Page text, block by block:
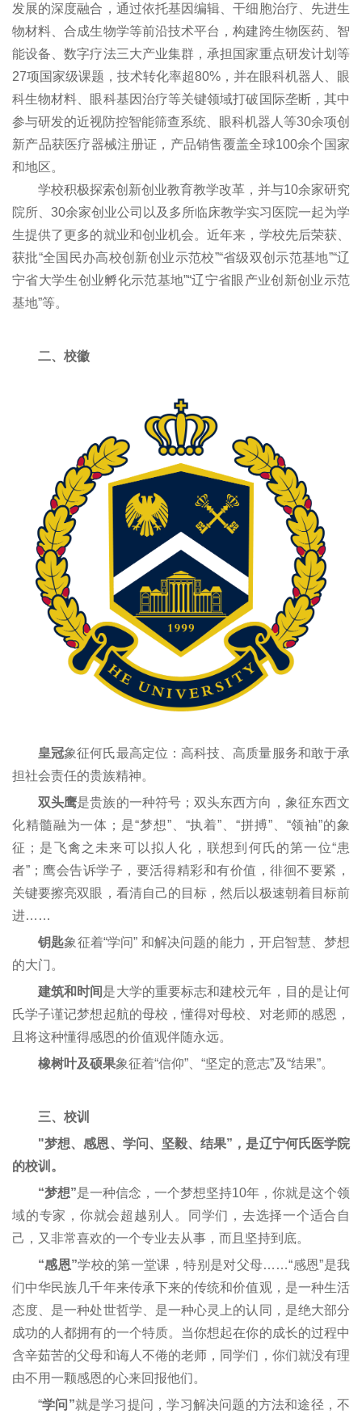
发展的深度融合，通过依托基因编辑、干细胞治疗、先进生
物材料、合成生物学等前沿技术平台，构建跨生物医药、智
能设备、数字疗法三大产业集群，承担国家重点研发计划等
27项国家级课题，技术转化率超80%，并在眼科机器人、眼
科生物材料、眼科基因治疗等关键领域打破国际垄断，其中
参与研发的近视防控智能筛查系统、眼科机器人等30余项创
新产品获医疗器械注册证，产品销售覆盖全球100余个国家
和地区。
学校积极探索创新创业教育教学改革，并与10余家研究
院所、30余家创业公司以及多所临床教学实习医院一起为学
生提供了更多的就业和创业机会。近年来，学校先后荣获、
获批“全国民办高校创新创业示范校”“省级双创示范基地”“辽
宁省大学生创业孵化示范基地”“辽宁省眼产业创新创业示范
基地”等。
二、校徽
皇冠象征何氏最高定位：高科技、高质量服务和敢于承
担社会责任的贵族精神。
双头鹰是贵族的一种符号；双头东西方向，象征东西文
化精髓融为一体；是“梦想”、“执着”、“拼搏”、“领袖”的象
征；是飞禽之未来可以拟人化，联想到何氏的第一位“患
者”；鹰会告诉学子，要活得精彩和有价值，徘徊不要紧，
关键要擦亮双眼，看清自己的目标，然后以极速朝着目标前
进……
钥匙象征着“学问” 和解决问题的能力，开启智慧、梦想
的大门。
建筑和时间是大学的重要标志和建校元年，目的是让何
氏学子谨记梦想起航的母校，懂得对母校、对老师的感恩，
且将这种懂得感恩的价值观伴随永远。
橡树叶及硕果象征着“信仰”、“坚定的意志”及“结果”。
三、校训
"梦想、感恩、学问、坚毅、结果”，是辽宁何氏医学院
的校训。
“梦想”是一种信念，一个梦想坚持10年，你就是这个领
域的专家，你就会超越别人。同学们，去选择一个适合自
己，又非常喜欢的一个专业去从事，而且坚持到底。
“感恩”学校的第一堂课，特别是对父母……“感恩”是我
们中华民族几千年来传承下来的传统和价值观，是一种生活
态度、是一种处世哲学、是一种心灵上的认同，是绝大部分
成功的人都拥有的一个特质。当你想起在你的成长的过程中
含辛茹苦的父母和诲人不倦的老师，同学们，你们就没有理
由不用一颗感恩的心来回报他们。
“学问”就是学习提问，学习解决问题的方法和途径，不